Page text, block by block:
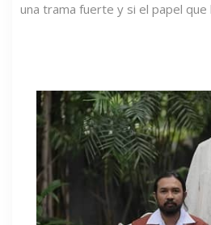
una trama fuerte y si el papel que